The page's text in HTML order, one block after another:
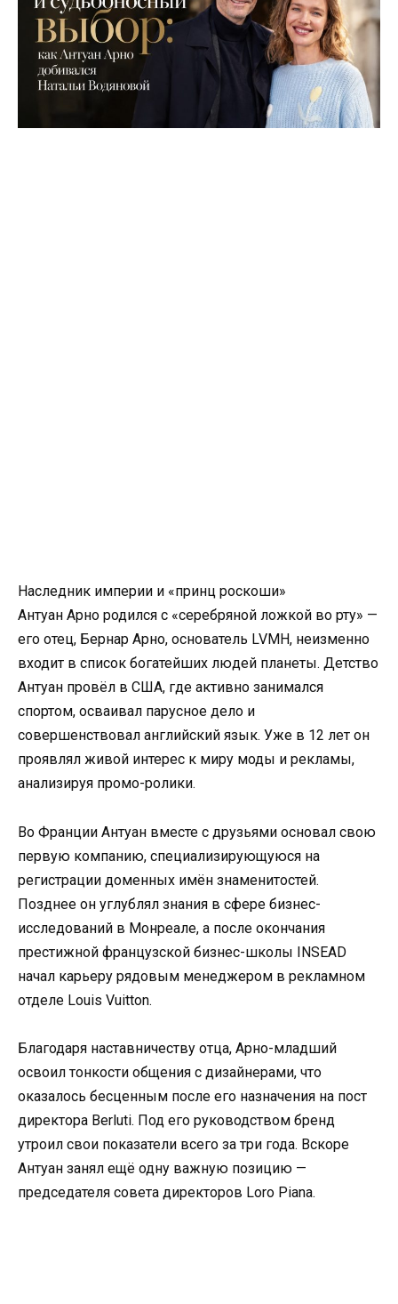
Наследник империи и «принц роскоши»
Антуан Арно родился с «серебряной ложкой во рту» —
его отец, Бернар Арно, основатель LVMH, неизменно
входит в список богатейших людей планеты. Детство
Антуан провёл в США, где активно занимался
спортом, осваивал парусное дело и
совершенствовал английский язык. Уже в 12 лет он
проявлял живой интерес к миру моды и рекламы,
анализируя промо-ролики.
Во Франции Антуан вместе с друзьями основал свою
первую компанию, специализирующуюся на
регистрации доменных имён знаменитостей.
Позднее он углублял знания в сфере бизнес-
исследований в Монреале, а после окончания
престижной французской бизнес-школы INSEAD
начал карьеру рядовым менеджером в рекламном
отделе Louis Vuitton.
Благодаря наставничеству отца, Арно-младший
освоил тонкости общения с дизайнерами, что
оказалось бесценным после его назначения на пост
директора Berluti. Под его руководством бренд
утроил свои показатели всего за три года. Вскоре
Антуан занял ещё одну важную позицию —
председателя совета директоров Loro Piana.